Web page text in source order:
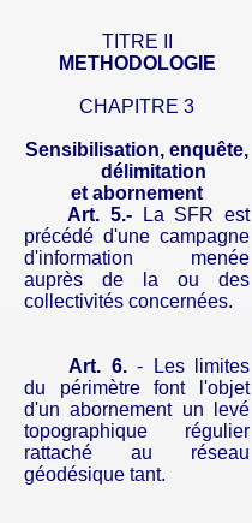
TITRE II
METHODOLOGIE
CHAPITRE 3
Sensibilisation, enquête,
délimitation
et abornement
Art. 5.-La SFR est
précédé d'une campagne
d'information menée
auprès de la ou des
collectivités concernées.
Art. 6.- Les limites
du périmètre font l'objet
d'un abornement un levé
topographique régulier
rattaché au réseau
géodésique tant.